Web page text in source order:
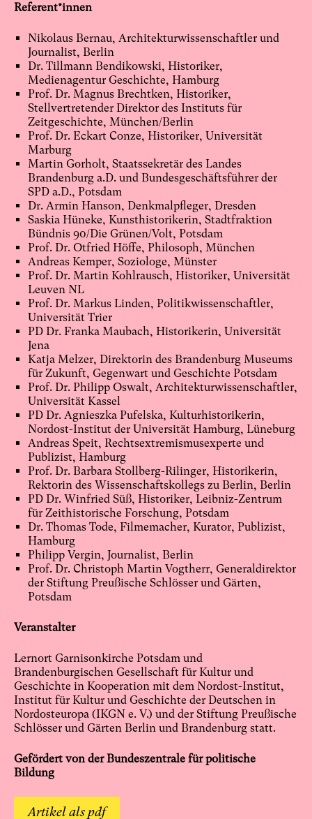
Referent*innen
Nikolaus Bernau, Architekturwissenschaftler und
Journalist, Berlin
Dr. Tillmann Bendikowski, Historiker,
Medienagentur Geschichte, Hamburg
Prof. Dr. Magnus Brechtken, Historiker,
Stellvertretender Direktor des Instituts für
Zeitgeschichte, München/Berlin
Prof. Dr. Eckart Conze, Historiker, Universität
Marburg
Martin Gorholt, Staatssekretär des Landes
Brandenburg a.D. und Bundesgeschäftsführer der
SPD a.D., Potsdam
Dr. Armin Hanson, Denkmalpfleger, Dresden
Saskia Hüneke, Kunsthistorikerin, Stadtfraktion
Bündnis 90/Die Grünen/Volt, Potsdam
Prof. Dr. Otfried Höffe, Philosoph, München
Andreas Kemper, Soziologe, Münster
Prof. Dr. Martin Kohlrausch, Historiker, Universität
Leuven NL
Prof. Dr. Markus Linden, Politikwissenschaftler,
Universität Trier
PD Dr. Franka Maubach, Historikerin, Universität
Jena
Katja Melzer, Direktorin des Brandenburg Museums
für Zukunft, Gegenwart und Geschichte Potsdam
Prof. Dr. Philipp Oswalt, Architekturwissenschaftler,
Universität Kassel
PD Dr. Agnieszka Pufelska, Kulturhistorikerin,
Nordost-Institut der Universität Hamburg, Lüneburg
Andreas Speit, Rechtsextremismusexperte und
Publizist, Hamburg
Prof. Dr. Barbara Stollberg-Rilinger, Historikerin,
Rektorin des Wissenschaftskollegs zu Berlin, Berlin
PD Dr. Winfried Süß, Historiker, Leibniz-Zentrum
für Zeithistorische Forschung, Potsdam
Dr. Thomas Tode, Filmemacher, Kurator, Publizist,
Hamburg
Philipp Vergin, Journalist, Berlin
Prof. Dr. Christoph Martin Vogtherr, Generaldirektor
der Stiftung Preußische Schlösser und Gärten,
Potsdam
Veranstalter
Lernort Garnisonkirche Potsdam und
Brandenburgischen Gesellschaft für Kultur und
Geschichte in Kooperation mit dem Nordost-Institut,
Institut für Kultur und Geschichte der Deutschen in
Nordosteuropa (IKGN e. V.) und der Stiftung Preußische
Schlösser und Gärten Berlin und Brandenburg statt.
Gefördert von der Bundeszentrale für politische
Bildung
Artikel als pdf